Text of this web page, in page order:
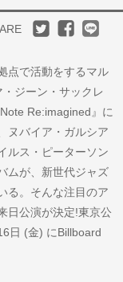
点で活動をするマル
ジーン・サックレ
Re:imagined』に
ヌバイア・ガルシア
ルス・ピーターソン
ムが、新世代ジャズ
る。そんな注目のア
日公演が決定!東京公
日 (金) にBillboard